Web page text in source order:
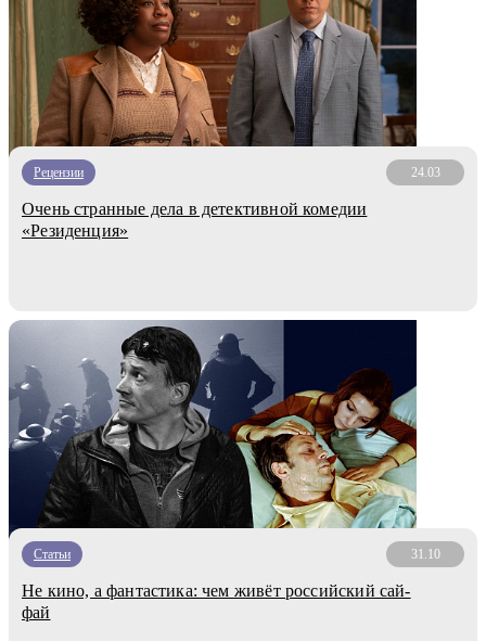
Рецензии 24.03
Очень странные дела в детективной комедии
«Резиденция»
Статьи 31.10
Не кино, а фантастика: чем живёт российский сай-
фай